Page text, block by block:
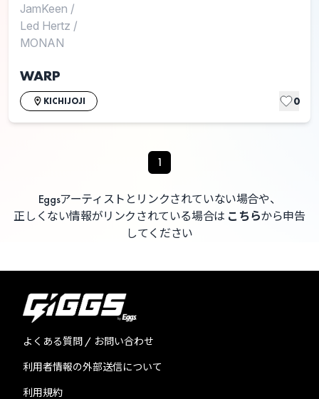
JamKeen /
Led Hertz /
MONAN
WARP
KICHIJOJI 0
1
Eggsアーティストとリンクされていない場合や、
正しくない情報がリンクされている場合は こちらから申告
してください
よくある質問 / お問い合わせ
利用者情報の外部送信について
利用規約